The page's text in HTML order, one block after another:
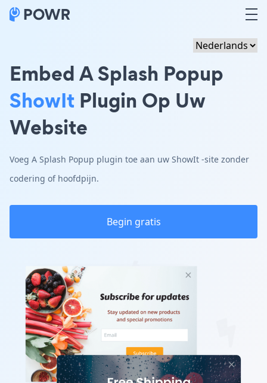
Embed A Splash Popup
ShowIt Plugin Op Uw
Website
Voeg A Splash Popup plugin toe aan uw ShowIt -site zonder
codering of hoofdpijn.
Begin gratis